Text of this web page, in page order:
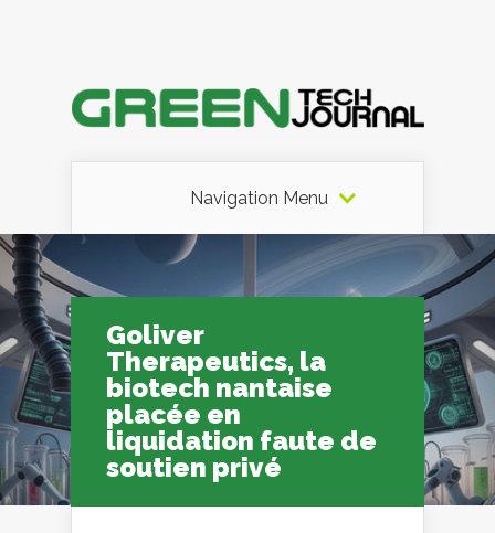
Navigation Menu
Goliver
Therapeutics, la
biotech nantaise
placée en
liquidation faute de
soutien privé